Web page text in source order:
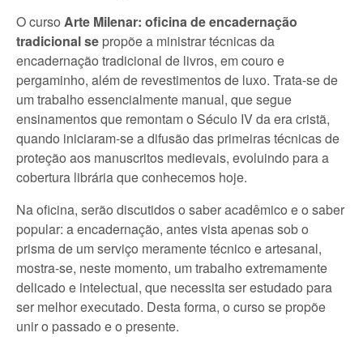
O curso Arte Milenar: oficina de encadernação
tradicional se propõe a ministrar técnicas da
encadernação tradicional de livros, em couro e
pergaminho, além de revestimentos de luxo. Trata-se de
um trabalho essencialmente manual, que segue
ensinamentos que remontam o Século IV da era cristã,
quando iniciaram-se a difusão das primeiras técnicas de
proteção aos manuscritos medievais, evoluindo para a
cobertura librária que conhecemos hoje.
Na oficina, serão discutidos o saber acadêmico e o saber
popular: a encadernação, antes vista apenas sob o
prisma de um serviço meramente técnico e artesanal,
mostra-se, neste momento, um trabalho extremamente
delicado e intelectual, que necessita ser estudado para
ser melhor executado. Desta forma, o curso se propõe
unir o passado e o presente.